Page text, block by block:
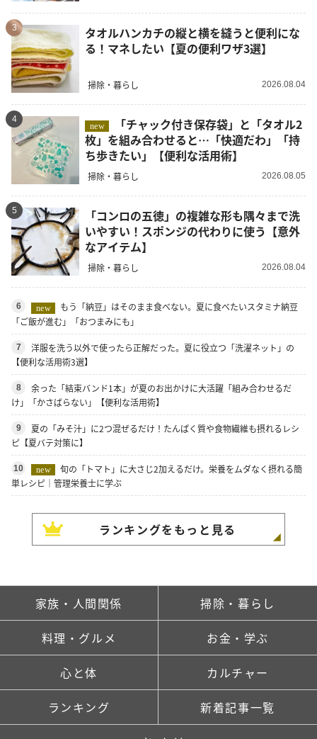
3
タオルハンカチの縦と横を縫うと便利にな
る！マネしたい【夏の便利ワザ3選】
掃除・暮らし 2026.08.04
4
new
枚」を組み合わせると…「快適だわ」「持
ち歩きたい」【便利な活用術】
掃除・暮らし 2026.08.05
5
「コンロの五徳」の複雑な形も隅々まで洗
いやすい！スポンジの代わりに使う【意外
なアイテム】
掃除・暮らし 2026.08.04
6 new
もう「納豆」はそのまま食べない。夏に食べたいスタミナ納豆
「ご飯が進む」「おつまみにも」
7
洋服を洗う以外で使ったら正解だった。夏に役立つ「洗濯ネット」の
【便利な活用術3選】
8
余った「結束バンド1本」が夏のお出かけに大活躍「組み合わせるだ
け」「かさばらない」【便利な活用術】
9
夏の「みそ汁」に2つ混ぜるだけ！たんぱく質や食物繊維も摂れるレシ
ピ【夏バテ対策に】
10 new
旬の「トマト」に大さじ2加えるだけ。栄養をムダなく摂れる簡
単レシピ｜管理栄養士に学ぶ
ランキングをもっと見る
家族・人間関係 掃除・暮らし
料理・グルメ お金・学ぶ
心と体 カルチャー
ランキング 新着記事一覧